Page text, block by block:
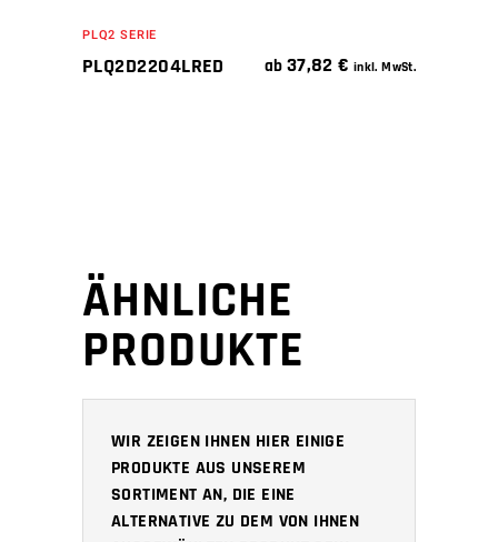
PLQ2 SERIE
PLQ2D2204LRED ab 37,82€ inkl. MwSt.
ÄHNLICHE
PRODUKTE
WIR ZEIGEN IHNEN HIER EINIGE
PRODUKTE AUS UNSEREM
SORTIMENT AN, DIE EINE
ALTERNATIVE ZU DEM VON IHNEN